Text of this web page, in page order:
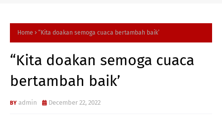
Home “Kita doakan semoga cuaca bertambah baik’
“Kita doakan semoga cuaca
bertambah baik’
admin December 22, 2022